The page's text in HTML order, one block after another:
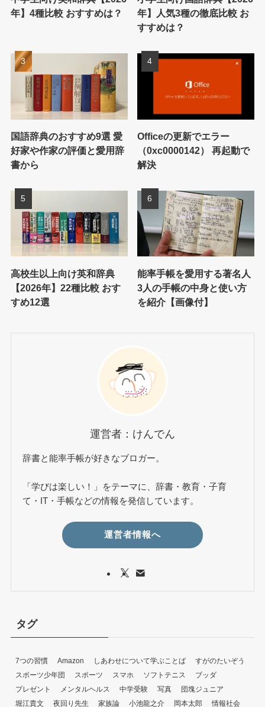
年】4種比較 おすすめは？
年】人気3種の徹底比較 お
すすめは？
国語辞典のおすすめ9選 愛
好家や作家の評価と愛用辞
書から
Officeの更新でエラー
（0xc0000142） 再起動で
解決
高校生以上向け英和辞典
【2026年】22種比較 おす
すめ12選
能率手帳を愛用する著名人
3人の手帳の中身と使い方
を紹介【画像付】
運営者：けんでん
辞書と能率手帳が好きなブロガー。
「学びは楽しい！」をテーマに、辞書・教育・子育
て・IT・手帳などの情報を発信しています。
運営者情報へ
タグ
7つの習慣 Amazon しあわせについて学ぶことば
すがのたいぞう
スボーツ少年団
スポーツ スマホ ソフトテニス
ブッダ
プレゼント
メンタルヘルス 中学受験 写真
団塊ジュニア
堀江貴文
夜回り先生 家族論 小池龍之介 岡本太郎 情報社会